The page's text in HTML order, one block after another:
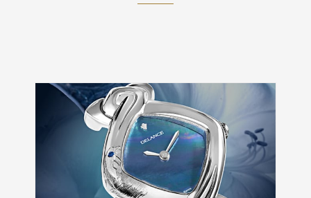
La montre du mois : AOÛT – La Dolphin